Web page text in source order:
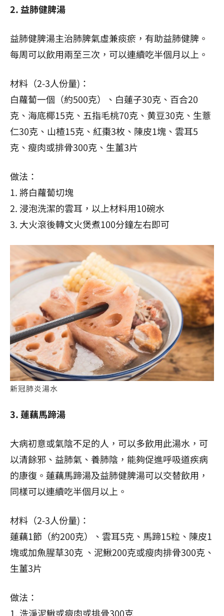
2. 益肺健脾湯
益肺健脾湯主治肺脾氣虛兼痰瘀，有助益肺健脾。
每周可以飲用兩至三次，可以連續吃半個月以上。
材料（2-3人份量)：
白蘿蔔一個（約500克）、白蓮子30克、百合20
克、海底椰15克、五指毛桃70克、黄豆30克、生薏
仁30克、山楂15克、紅棗3枚、陳皮1塊、雲耳5
克、瘦肉或排骨300克、生薑3片
做法：
1. 將白蘿蔔切塊
2. 浸泡洗潔的雲耳，以上材料用10碗水
3. 大火滾後轉文火煲煮100分鐘左右即可
新冠肺炎湯水
3. 蓮藕馬蹄湯
大病初意或氣陰不足的人，可以多飲用此湯水，可
以清餘邪、益肺氣、養肺陰，能夠促進呼吸道疾病
的康復。蓮藕馬蹄湯及益肺健脾湯可以交替飲用，
同樣可以連續吃半個月以上。
材料（2-3人份量)：
蓮藕1節（約200克）、雲耳5克、馬蹄15粒、陳皮1
塊或加魚腥草30克 、泥鰍200克或瘦肉排骨300克、
生薑3片
做法：
1. 洗淨泥鰍或瘦肉或排骨300克